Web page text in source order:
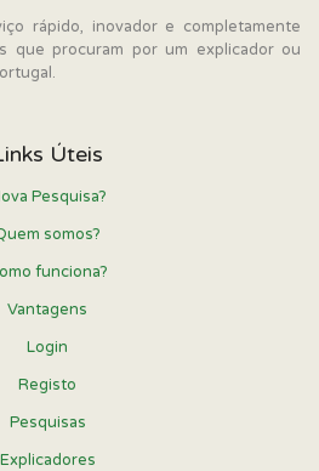
rápido, inovador e completamente
que procuram por um explicador ou
Úteis
Pesquisa?
somos?
funciona?
Vantagens
Login
Registo
Pesquisas
Explicadores